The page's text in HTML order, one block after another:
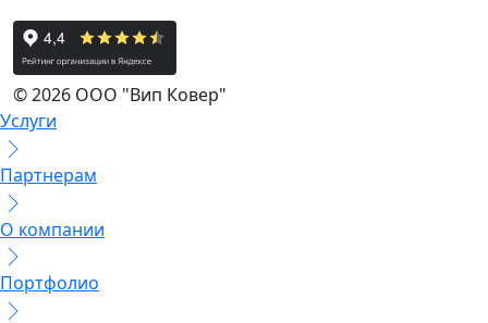
© 2026 ООО "Вип Ковер"
Услуги
Партнерам
О компании
Портфолио